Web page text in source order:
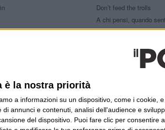
è la nostra priorità
a informazioni su un dispositivo, come i
annunci e contenuti, analisi dell'audience e
del dispositivo. Puoi fare clic per
Don’t feed the trolls
A chi pensi, quando
Con due pistole
Cinquantaquattro
Wittgenstein ©